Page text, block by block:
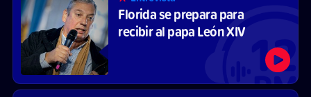
Florida se prepara para
recibir al papa León XIV